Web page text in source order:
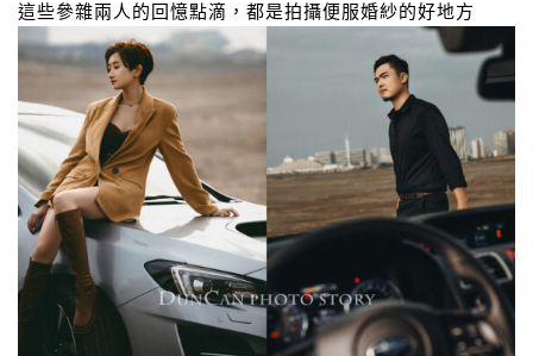
這些參雜兩人的回憶點滴，都是拍攝便服婚紗的好地方